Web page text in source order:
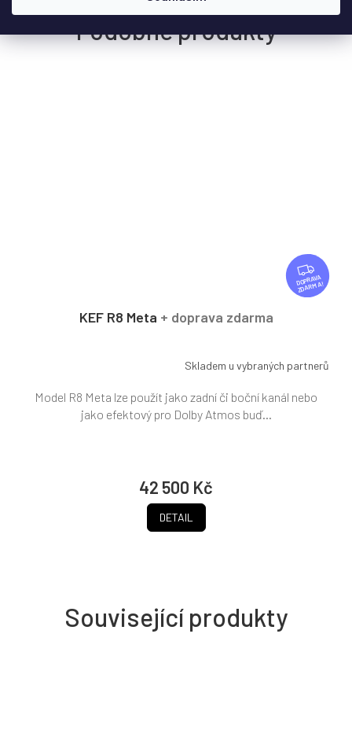
Související produkty
Z
D
A
ZDARMA
KEF R8 Meta + doprava zdarma
Skladem u vybraných partnerů
42 500 Kč
DETAIL
Model R8 Meta lze použít jako zadní či boční kanál nebo
jako efektový pro Dolby Atmos buď...